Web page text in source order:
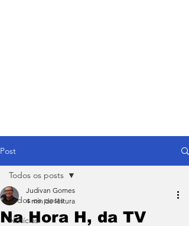
Post
Todos os posts
Notícias
Todos os posts
Na Hora H, da TV
Judivan Gomes
4 min de leitura